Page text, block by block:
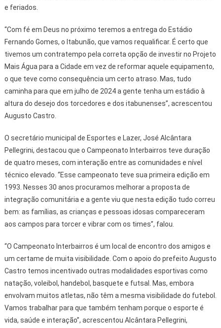
e feriados.
“Com fé em Deus no próximo teremos a entrega do Estádio
Fernando Gomes, o Itabunão, que vamos requalificar. É certo que
tivemos um contratempo pela correta opção de investir no Projeto
Mais Água para a Cidade em vez de reformar aquele equipamento,
o que teve como consequência um certo atraso. Mas, tudo
caminha para que em julho de 2024 a gente tenha um estádio à
altura do desejo dos torcedores e dos itabunenses”, acrescentou
Augusto Castro.
O secretário municipal de Esportes e Lazer, José Alcântara
Pellegrini, destacou que o Campeonato Interbairros teve duração
de quatro meses, com interação entre as comunidades e nível
técnico elevado. “Esse campeonato teve sua primeira edição em
1993. Nesses 30 anos procuramos melhorar a proposta de
integração comunitária e a gente viu que nesta edição tudo correu
bem: as famílias, as crianças e pessoas idosas compareceram
aos campos para torcer e vibrar com os times”, falou.
“O Campeonato Interbairros é um local de encontro dos amigos e
um certame de muita visibilidade. Com o apoio do prefeito Augusto
Castro temos incentivado outras modalidades esportivas como
natação, voleibol, handebol, basquete e futsal. Mas, embora
envolvam muitos atletas, não têm a mesma visibilidade do futebol.
Vamos trabalhar para que também tenham porque o esporte é
vida, saúde e interação”, acrescentou Alcântara Pellegrini,